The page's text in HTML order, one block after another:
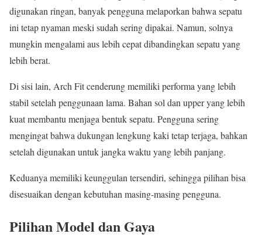
digunakan ringan, banyak pengguna melaporkan bahwa sepatu
ini tetap nyaman meski sudah sering dipakai. Namun, solnya
mungkin mengalami aus lebih cepat dibandingkan sepatu yang
lebih berat.
Di sisi lain, Arch Fit cenderung memiliki performa yang lebih
stabil setelah penggunaan lama. Bahan sol dan upper yang lebih
kuat membantu menjaga bentuk sepatu. Pengguna sering
mengingat bahwa dukungan lengkung kaki tetap terjaga, bahkan
setelah digunakan untuk jangka waktu yang lebih panjang.
Keduanya memiliki keunggulan tersendiri, sehingga pilihan bisa
disesuaikan dengan kebutuhan masing-masing pengguna.
Pilihan Model dan Gaya